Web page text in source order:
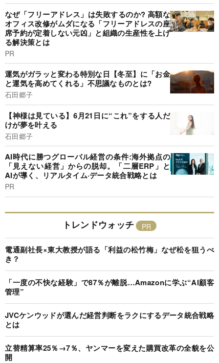
なぜ「フリーアドレス」は失敗するのか? 高額な
オフィス改修がムダになる「フリーアドレスの座
席予約が定着しない元凶」と組織の生産性を上げ
る解決策とは
PR
運気がガラッと変わる特別な日【冬至】に「お金
と運気を高めてくれる」不思議なものとは?
石田郷子
【神様は見ている】6月21日に“これ”をする人だ
けが夢を叶える
石田郷子
AI時代に勝つグローバル経営の条件:海外拠点の
「見えない経営」からの脱却。「二層ERP」と
AIが導く、リアルタイム·データ統合戦略とは
PR
トレンドウォッチ
電通副社長×東大教授が語る「利益の松竹梅」なぜ松を狙うべ
き？
「一度の不快な経験」で87％が離脱…Amazonに学ぶ“AI顧客
管理”
JVCケンウッドが選んだ経営判断をラクにするデータ統合戦略
とは
立替精算率25％→7％、ヤンマーを変えた購買改革の全貌を公
開